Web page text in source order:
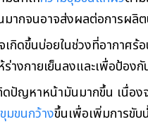
มากจนอาจส่งผลต่อการผลิ
กิดขึ้นบ่อยในช่วงที่อากาศร้
ร่างกายเย็นลงและเพื่อป้อง
ดปัญหาหน้ามันมากขึ้น เนื่อ
มขนกว้างขึ้นเพื่อเพิ่มการขับ